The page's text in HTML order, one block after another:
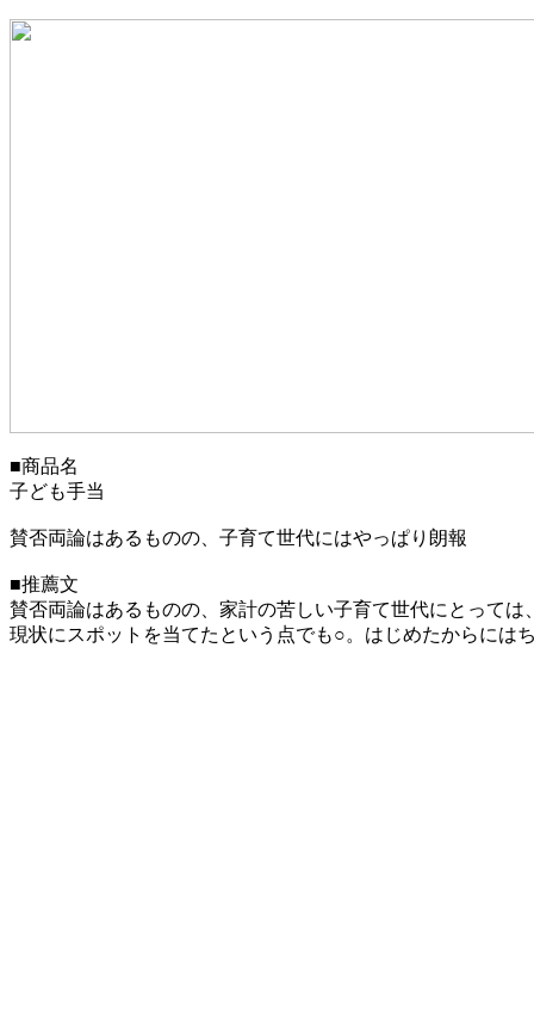
■商品名
子ども手当
賛否両論はあるものの、子育て世代にはやっぱり朗報
■推薦文
賛否両論はあるものの、家計の苦しい子育て世代にとって
現状にスポットを当てたという点でも○。はじめたからには